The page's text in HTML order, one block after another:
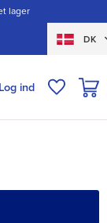
lager
DK
Log ind